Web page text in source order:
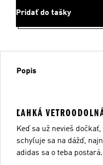
Pridať do tašky
Popis
ĽAHKÁ
Keď sa už nevieš
schyľuje sa na dážď,
adidas sa o teba postará.